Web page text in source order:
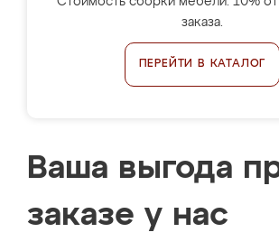
заказа.
ПЕРЕЙТИ В КАТАЛОГ
Ваша выгода
заказе у нас